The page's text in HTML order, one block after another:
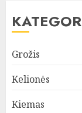
Grožis
Kelionės
Kiemas